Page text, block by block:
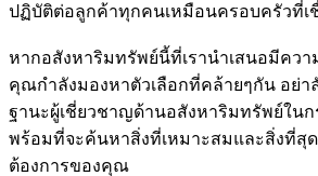
ปฏิบัติต่อลูกค้าทุกคนเหมือนครอบครัวที่เ
หากอสังหาริมทรัพย์นี้ที่เรานำเสนอมีคว
คุณกำลังมองหาตัวเลือกที่คล้ายๆกัน อย่า
ฐานะผู้เชี่ยวชาญด้านอสังหาริมทรัพย์ในก
พร้อมที่จะค้นหาสิ่งที่เหมาะสมและสิ่งที่สุ
ต้องการของคุณ